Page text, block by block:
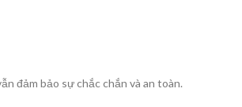
đảm bảo sự chắc chắn và an toàn.